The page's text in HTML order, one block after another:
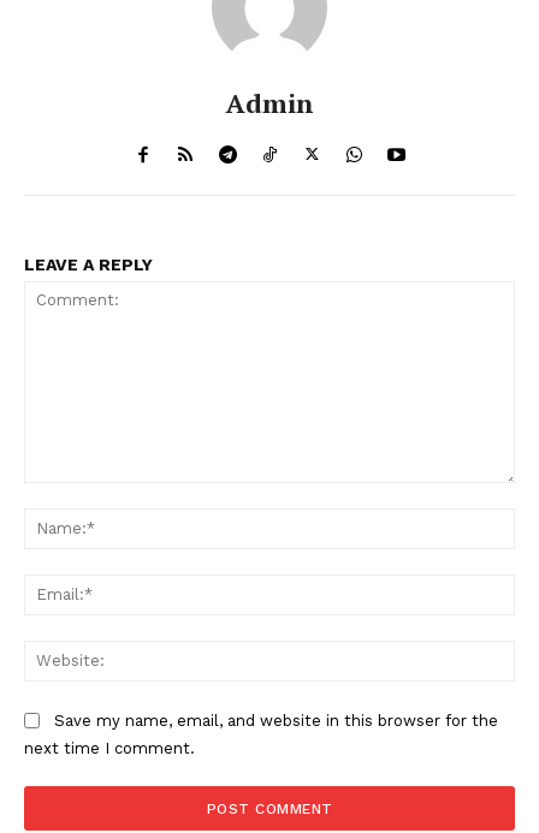
Admin
LEAVE A REPLY
Save my name, email, and website in this browser for the
next time I comment.